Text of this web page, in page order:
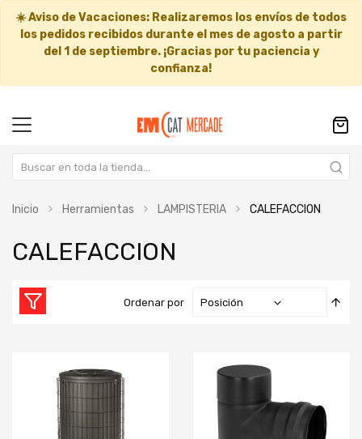
☀️Aviso de Vacaciones: Realizaremos los envíos de todos
los pedidos recibidos durante el mes de agosto a partir
del 1 de septiembre. ¡Gracias por tu paciencia y
confianza!
Inicio Herramientas LAMPISTERIA CALEFACCION
CALEFACCION
Ordenar por